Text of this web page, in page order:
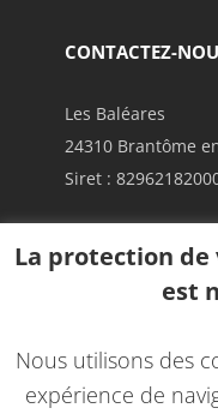
CONTACTEZ-
Les Baléares
24310 Brantôme
Siret :
06 38 17 25 86
La protection de
est
Nous utilisons des
expérience de